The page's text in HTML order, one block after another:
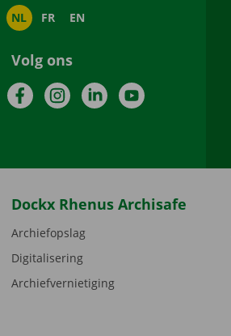
NL FR EN
Volg ons
FacebookInstagramLinkedInYouTube
Dockx Rhenus Archisafe
Archiefopslag
Digitalisering
Archiefvernietiging